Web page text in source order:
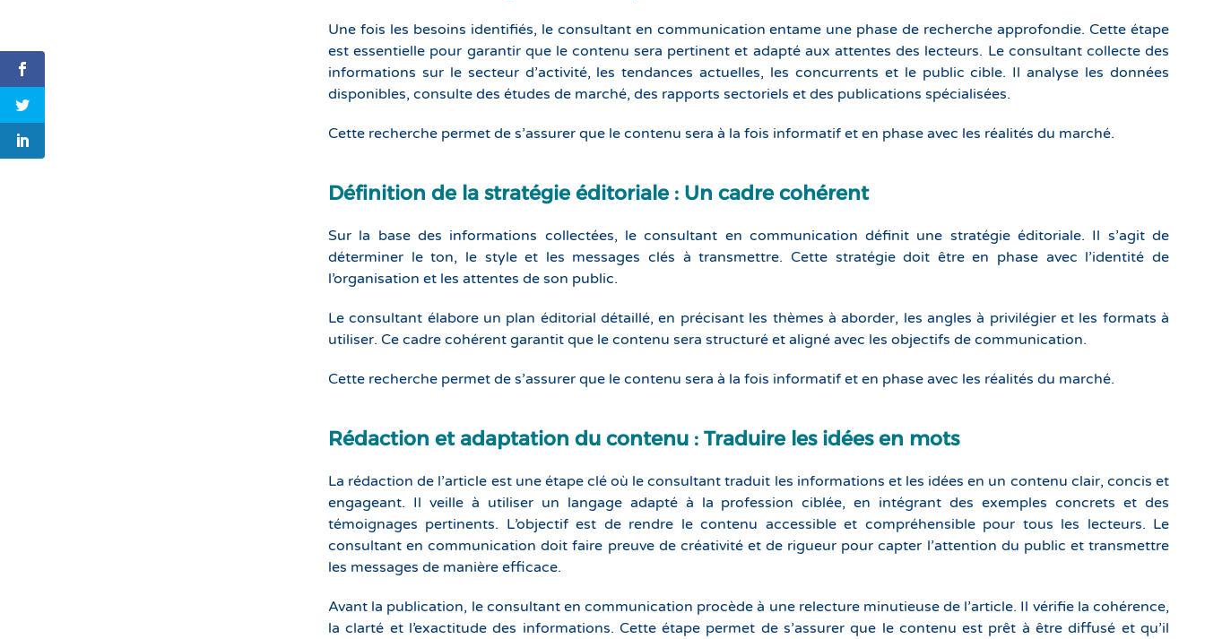
Une fois les besoins identifiés, le consultant en communication entame une phase de recherche approfondie. Cette étape
est essentielle pour garantir que le contenu sera pertinent et adapté aux attentes des lecteurs. Le consultant collecte des
informations sur le secteur d’activité, les tendances actuelles, les concurrents et le public cible. Il analyse les données
disponibles, consulte des études de marché, des rapports sectoriels et des publications spécialisées.
Cette recherche permet de s’assurer que le contenu sera à la fois informatif et en phase avec les réalités du marché.
Définition de la stratégie éditoriale : Un cadre cohérent
Sur la base des informations collectées, le consultant en communication définit une stratégie éditoriale. Il s’agit de
déterminer le ton, le style et les messages clés à transmettre. Cette stratégie doit être en phase avec l’identité de
l’organisation et les attentes de son public.
Le consultant élabore un plan éditorial détaillé, en précisant les thèmes à aborder, les angles à privilégier et les formats à
utiliser. Ce cadre cohérent garantit que le contenu sera structuré et aligné avec les objectifs de communication.
Cette recherche permet de s’assurer que le contenu sera à la fois informatif et en phase avec les réalités du marché.
Rédaction et adaptation du contenu : Traduire les idées en mots
La rédaction de l’article est une étape clé où le consultant traduit les informations et les idées en un contenu clair, concis et
engageant. Il veille à utiliser un langage adapté à la profession ciblée, en intégrant des exemples concrets et des
témoignages pertinents. L’objectif est de rendre le contenu accessible et compréhensible pour tous les lecteurs. Le
consultant en communication doit faire preuve de créativité et de rigueur pour capter l’attention du public et transmettre
les messages de manière efficace.
Avant la publication, le consultant en communication procède à une relecture minutieuse de l’article. Il vérifie la cohérence,
la clarté et l’exactitude des informations. Cette étape permet de s’assurer que le contenu est prêt à être diffusé et qu’il